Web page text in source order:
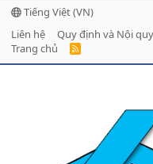
Tiếng Việt (VN)
Liên hệ
Quy định và Nội quy
Trang chủ
R